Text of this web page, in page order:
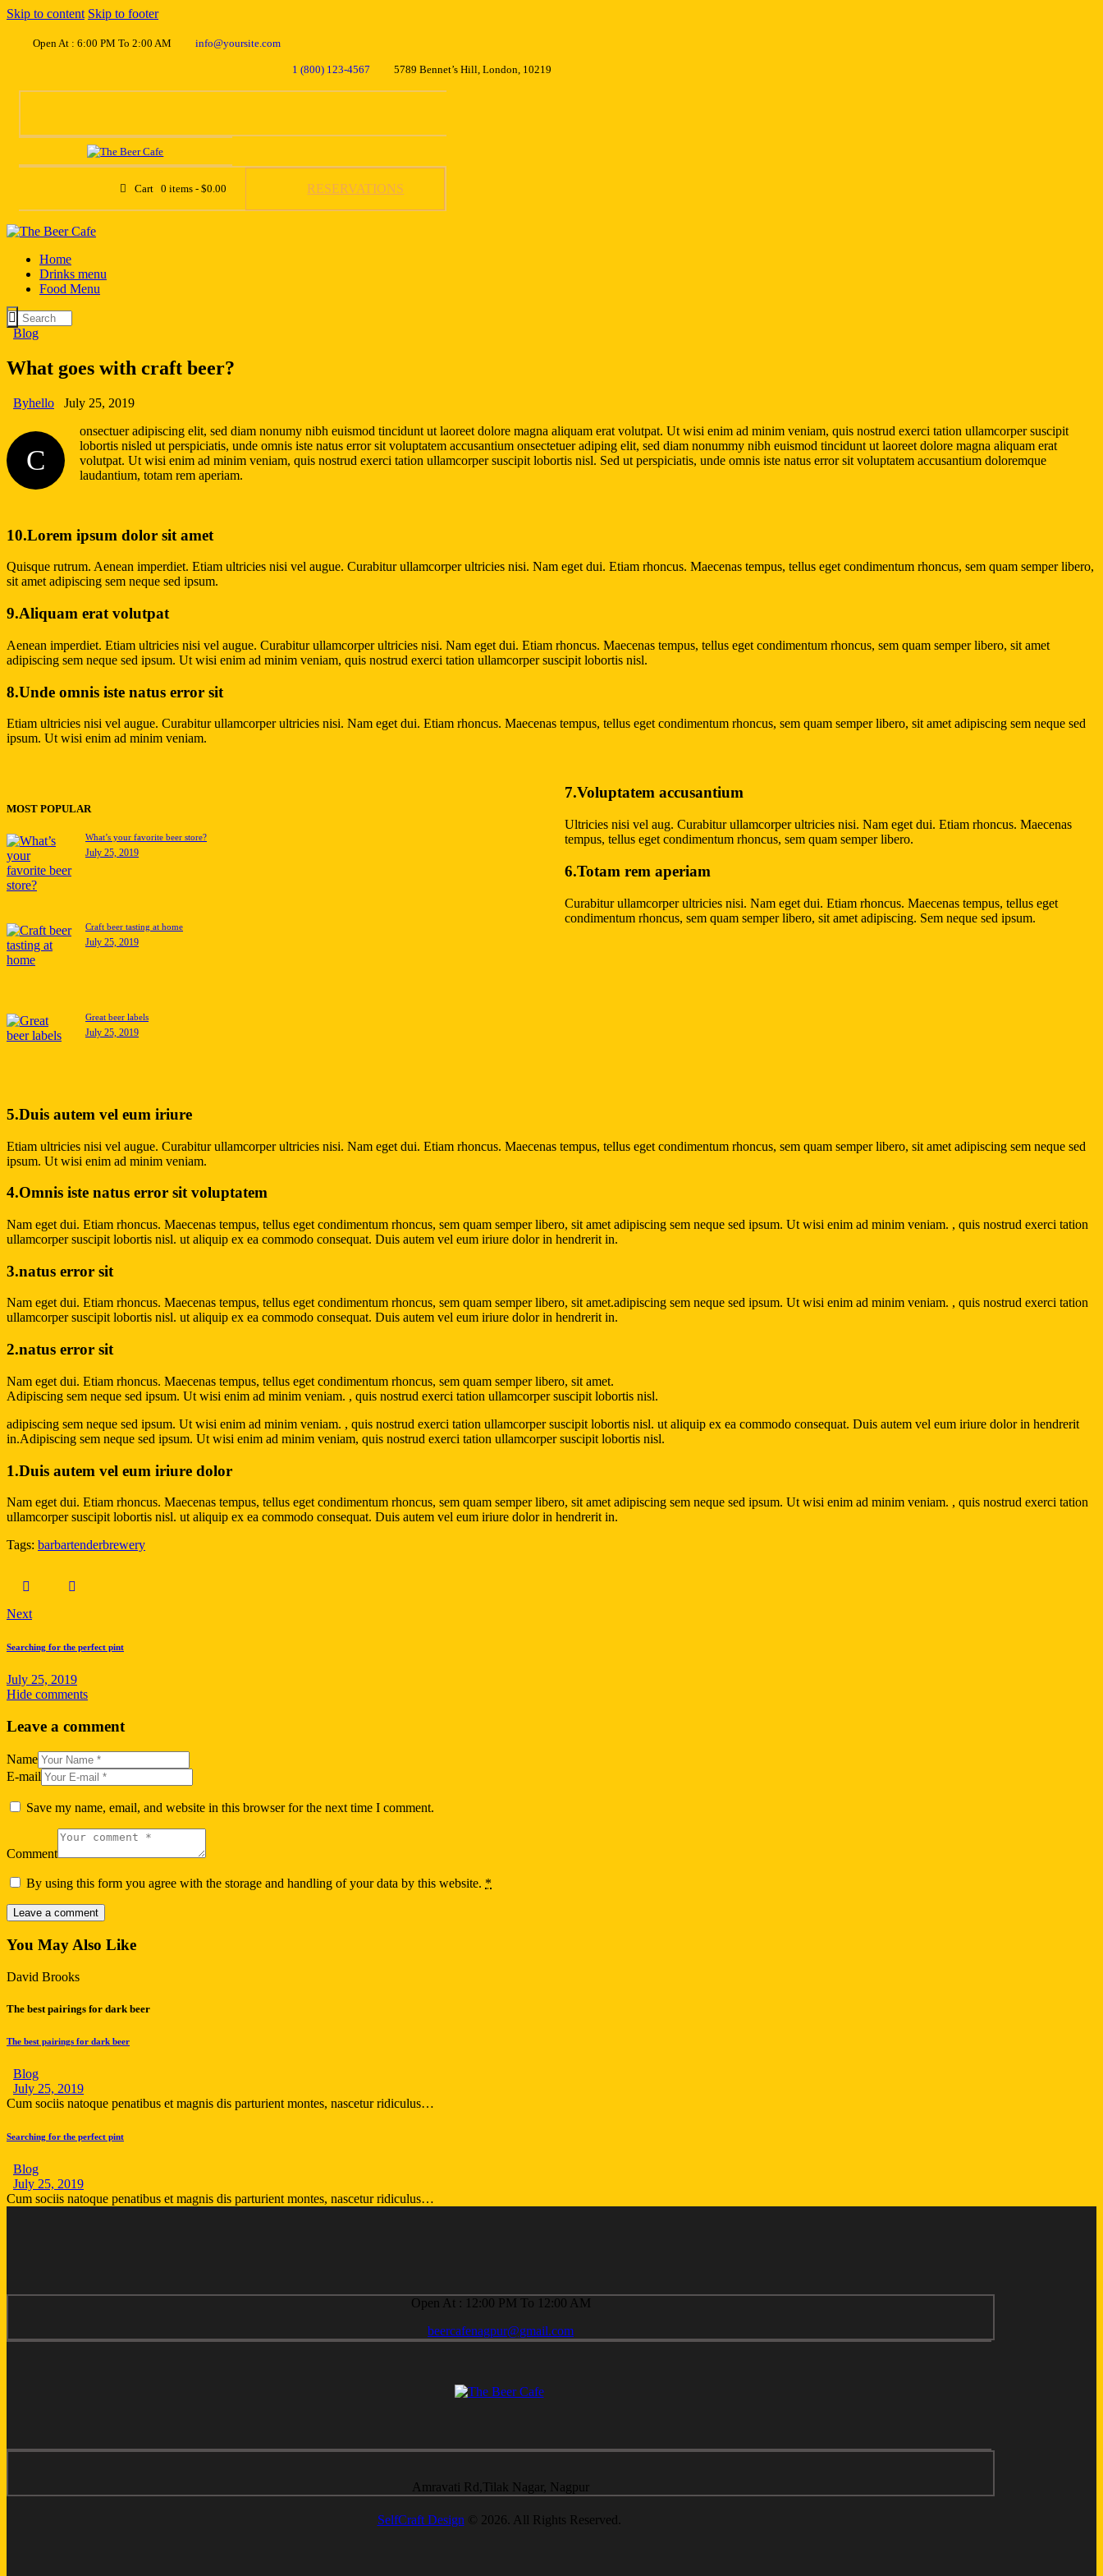
Skip to content Skip to footer
Open At : 6:00 PM To 2:00 AM info@yoursite.com
1 (800) 123-4567 5789 Bennet’s Hill, London, 10219
Cart 0 items -$0.00 RESERVATIONS
Home
Drinks menu
Food Menu
Blog
What goes with craft beer?
Byhello July 25, 2019
C
onsectuer adipiscing elit, sed diam nonumy nibh euismod tincidunt ut laoreet dolore magna aliquam erat volutpat. Ut wisi enim ad minim veniam, quis nostrud exerci tation ullamcorper suscipit
lobortis nisled ut perspiciatis, unde omnis iste natus error sit voluptatem accusantium onsectetuer adiping elit, sed diam nonummy nibh euismod tincidunt ut laoreet dolore magna aliquam erat
volutpat. Ut wisi enim ad minim veniam, quis nostrud exerci tation ullamcorper suscipit lobortis nisl. Sed ut perspiciatis, unde omnis iste natus error sit voluptatem accusantium doloremque
laudantium, totam rem aperiam.
10.Lorem ipsum dolor sit amet
Quisque rutrum. Aenean imperdiet. Etiam ultricies nisi vel augue. Curabitur ullamcorper ultricies nisi. Nam eget dui. Etiam rhoncus. Maecenas tempus, tellus eget condimentum rhoncus, sem quam semper libero,
sit amet adipiscing sem neque sed ipsum.
9.Aliquam erat volutpat
Aenean imperdiet. Etiam ultricies nisi vel augue. Curabitur ullamcorper ultricies nisi. Nam eget dui. Etiam rhoncus. Maecenas tempus, tellus eget condimentum rhoncus, sem quam semper libero, sit amet
adipiscing sem neque sed ipsum. Ut wisi enim ad minim veniam, quis nostrud exerci tation ullamcorper suscipit lobortis nisl.
8.Unde omnis iste natus error sit
Etiam ultricies nisi vel augue. Curabitur ullamcorper ultricies nisi. Nam eget dui. Etiam rhoncus. Maecenas tempus, tellus eget condimentum rhoncus, sem quam semper libero, sit amet adipiscing sem neque sed
ipsum. Ut wisi enim ad minim veniam.
MOST POPULAR
What’s your favorite beer store?
July 25, 2019
Craft beer tasting at home
July 25, 2019
Great beer labels
July 25, 2019
7.Voluptatem accusantium
Ultricies nisi vel aug. Curabitur ullamcorper ultricies nisi. Nam eget dui. Etiam rhoncus. Maecenas
tempus, tellus eget condimentum rhoncus, sem quam semper libero.
6.Totam rem aperiam
Curabitur ullamcorper ultricies nisi. Nam eget dui. Etiam rhoncus. Maecenas tempus, tellus eget
condimentum rhoncus, sem quam semper libero, sit amet adipiscing. Sem neque sed ipsum.
5.Duis autem vel eum iriure
Etiam ultricies nisi vel augue. Curabitur ullamcorper ultricies nisi. Nam eget dui. Etiam rhoncus. Maecenas tempus, tellus eget condimentum rhoncus, sem quam semper libero, sit amet adipiscing sem neque sed
ipsum. Ut wisi enim ad minim veniam.
4.Omnis iste natus error sit voluptatem
Nam eget dui. Etiam rhoncus. Maecenas tempus, tellus eget condimentum rhoncus, sem quam semper libero, sit amet adipiscing sem neque sed ipsum. Ut wisi enim ad minim veniam. , quis nostrud exerci tation
ullamcorper suscipit lobortis nisl. ut aliquip ex ea commodo consequat. Duis autem vel eum iriure dolor in hendrerit in.
3.natus error sit
Nam eget dui. Etiam rhoncus. Maecenas tempus, tellus eget condimentum rhoncus, sem quam semper libero, sit amet.adipiscing sem neque sed ipsum. Ut wisi enim ad minim veniam. , quis nostrud exerci tation
ullamcorper suscipit lobortis nisl. ut aliquip ex ea commodo consequat. Duis autem vel eum iriure dolor in hendrerit in.
2.natus error sit
Nam eget dui. Etiam rhoncus. Maecenas tempus, tellus eget condimentum rhoncus, sem quam semper libero, sit amet.
Adipiscing sem neque sed ipsum. Ut wisi enim ad minim veniam. , quis nostrud exerci tation ullamcorper suscipit lobortis nisl.
adipiscing sem neque sed ipsum. Ut wisi enim ad minim veniam. , quis nostrud exerci tation ullamcorper suscipit lobortis nisl. ut aliquip ex ea commodo consequat. Duis autem vel eum iriure dolor in hendrerit
in.Adipiscing sem neque sed ipsum. Ut wisi enim ad minim veniam, quis nostrud exerci tation ullamcorper suscipit lobortis nisl.
1.Duis autem vel eum iriure dolor
Nam eget dui. Etiam rhoncus. Maecenas tempus, tellus eget condimentum rhoncus, sem quam semper libero, sit amet adipiscing sem neque sed ipsum. Ut wisi enim ad minim veniam. , quis nostrud exerci tation
ullamcorper suscipit lobortis nisl. ut aliquip ex ea commodo consequat. Duis autem vel eum iriure dolor in hendrerit in.
Tags: barbartenderbrewery
Post
navigation
Next
Searching for the perfect pint
July 25, 2019
Hide comments
Leave a comment
Name
E-mail
Save my name, email, and website in this browser for the next time I comment.
Comment
By using this form you agree with the storage and handling of your data by this website. *
You May Also Like
David Brooks
The best pairings for dark beer
The best pairings for dark beer
Blog
July 25, 2019
Cum sociis natoque penatibus et magnis dis parturient montes, nascetur ridiculus…
Searching for the perfect pint
Blog
July 25, 2019
Cum sociis natoque penatibus et magnis dis parturient montes, nascetur ridiculus…
Open At : 12:00 PM To 12:00 AM
beercafenagpur@gmail.com
Amravati Rd,Tilak Nagar, Nagpur
SelfCraft Design © 2026. All Rights Reserved.